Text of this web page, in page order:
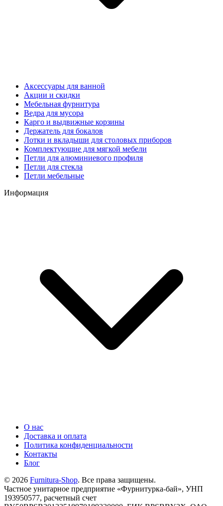
Аксессуары для ванной
Акции и скидки
Мебельная фурнитура
Ведра для мусора
Карго и выдвижные корзины
Держатель для бокалов
Лотки и вкладыши для столовых приборов
Комплектующие для мягкой мебели
Петли для алюминиевого профиля
Петли для стекла
Петли мебельные
Информация
О нас
Доставка и оплата
Политика конфиденциальности
Контакты
Блог
© 2026 Furnitura-Shop. Все права защищены.
Частное унитарное предприятие «Фурнитурка-бай», УНП
193950577, расчетный счет